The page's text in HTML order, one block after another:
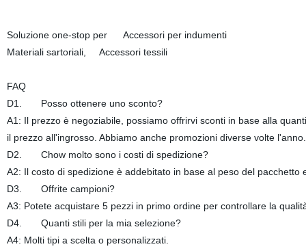
Soluzione one-stop per Accessori per indumenti
Materiali sartoriali, Accessori tessili
FAQ
D1. Posso ottenere uno sconto?
A1: Il prezzo è negoziabile, possiamo offrirvi sconti in base alla
il prezzo all'ingrosso. Abbiamo anche promozioni diverse volte l'anno.
D2. Chow molto sono i costi di spedizione?
A2: Il costo di spedizione è addebitato in base al peso del
D3. Offrite campioni?
A3: Potete acquistare 5 pezzi in primo ordine per controllare la
D4. Quanti stili per la mia selezione?
A4: Molti tipi a scelta o personalizzati.